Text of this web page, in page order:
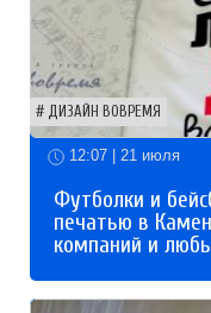
ДИЗАЙН ВОВРЕМЯ
12:07 | 21 июля
Футболки и
печатью в
компаний и